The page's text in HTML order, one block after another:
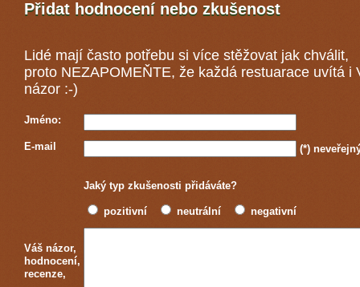
Přidat hodnocení nebo zkušenost
Lidé mají často potřebu si více stěžovat jak chválit,
proto NEZAPOMEŇTE, že každá restuarace uvítá i
názor :-)
Jméno:
E-mail (*)
Jaký typ zkušenosti přidáváte?
pozitivní neutrální negativní
Váš názor,
hodnocení,
recenze,